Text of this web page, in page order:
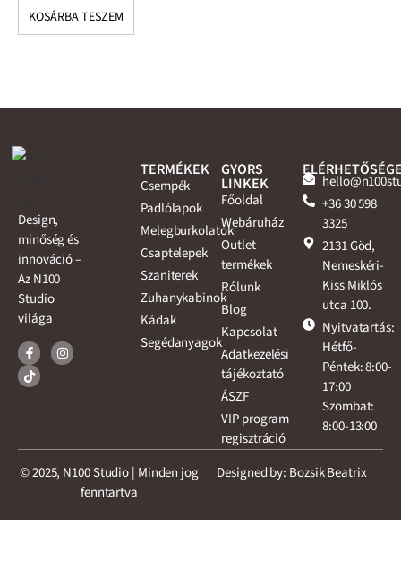
KOSÁRBA TESZEM
Design,
minőség és
innováció –
Az N100
Studio
világa
TERMÉKEK
Csempék
Padlólapok
Melegburkolatok
Csaptelepek
Szaniterek
Zuhanykabinok
Kádak
Segédanyagok
GYORS
LINKEK
Főoldal
Webáruház
Outlet
termékek
Rólunk
Blog
Kapcsolat
Adatkezelési
tájékoztató
ÁSZF
VIP program
regisztráció
+36 30 598
3325
2131 Göd,
Nemeskéri-
Kiss Miklós
utca 100.
Nyitvatartás:
Hétfő-
Péntek: 8:00-
17:00
Szombat:
8:00-13:00
© 2025, N100 Studio | Minden jog
fenntartva
Designed by: Bozsik Beatrix